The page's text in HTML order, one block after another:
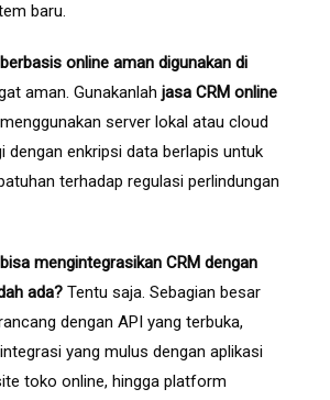
baru.
online aman digunakan di
aman. Gunakanlah jasa CRM online
server lokal atau cloud
dengan enkripsi data berlapis untuk
terhadap regulasi perlindungan
mengintegrasikan CRM dengan
ada? Tentu saja. Sebagian besar
dengan API yang terbuka,
yang mulus dengan aplikasi
toko online, hingga platform